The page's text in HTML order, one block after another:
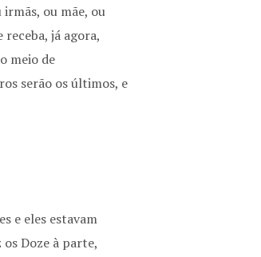
ou mãe, ou
receba, já agora,
meio de
serão os últimos, e
e eles estavam
Doze à parte,